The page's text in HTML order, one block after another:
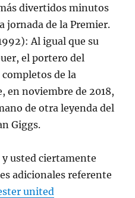
divertidos minutos
jornada de la Premier.
Al igual que su
el portero del
completos de la
en noviembre de 2018,
de otra leyenda del
Giggs.
y usted ciertamente
adicionales referente
united